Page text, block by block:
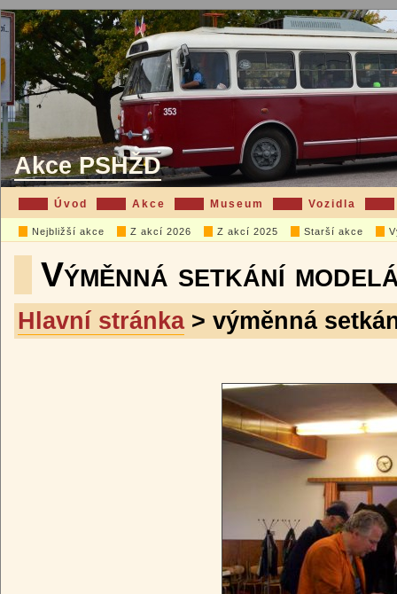
Akce PSHŽD
Úvod Akce Museum Vozidla
Nejbližší akce Z akcí 2026 Z akcí 2025 Starší akce
Výměnná setkání
Hlavní stránka> výměnná